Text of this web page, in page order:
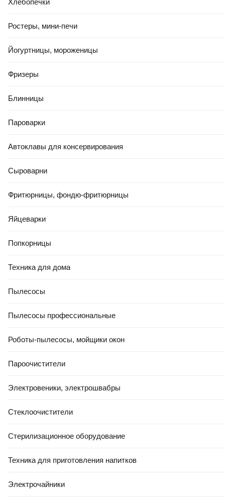
Хлебопечки
Ростеры, мини-печи
Йогуртницы, мороженицы
Фризеры
Блинницы
Пароварки
Автоклавы для консервирования
Сыроварни
Фритюрницы, фондю-фритюрницы
Яйцеварки
Попкорницы
Техника для дома
Пылесосы
Пылесосы профессиональные
Роботы-пылесосы, мойщики окон
Пароочистители
Электровеники, электрошвабры
Стеклоочистители
Стерилизационное оборудование
Техника для приготовления напитков
Электрочайники